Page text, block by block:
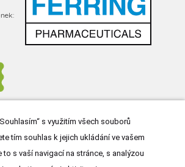
s využitím všech souborů
tím souhlas k jejich ukládání ve vašem
to s vaší navigací na stránce, s analýzou